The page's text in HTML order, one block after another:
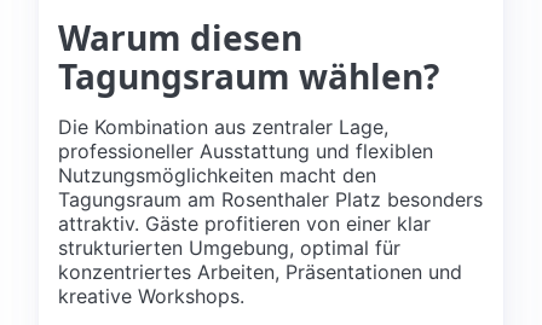
Warum diesen
Tagungsraum wählen?
Die Kombination aus zentraler Lage,
professioneller Ausstattung und flexiblen
Nutzungsmöglichkeiten macht den
Tagungsraum am Rosenthaler Platz besonders
attraktiv. Gäste profitieren von einer klar
strukturierten Umgebung, optimal für
konzentriertes Arbeiten, Präsentationen und
kreative Workshops.